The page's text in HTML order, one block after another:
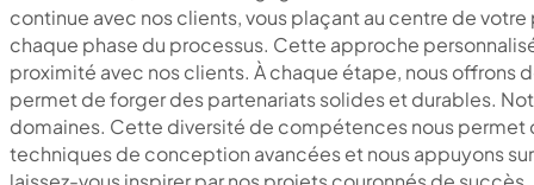
continue avec nos clients, vous plaçant au centre de
chaque phase du processus. Cette approche
proximité avec nos clients. À chaque étape, nous
permet de forger des partenariats solides et durables.
domaines. Cette diversité de compétences nous permet
techniques de conception avancées et nous appuyons